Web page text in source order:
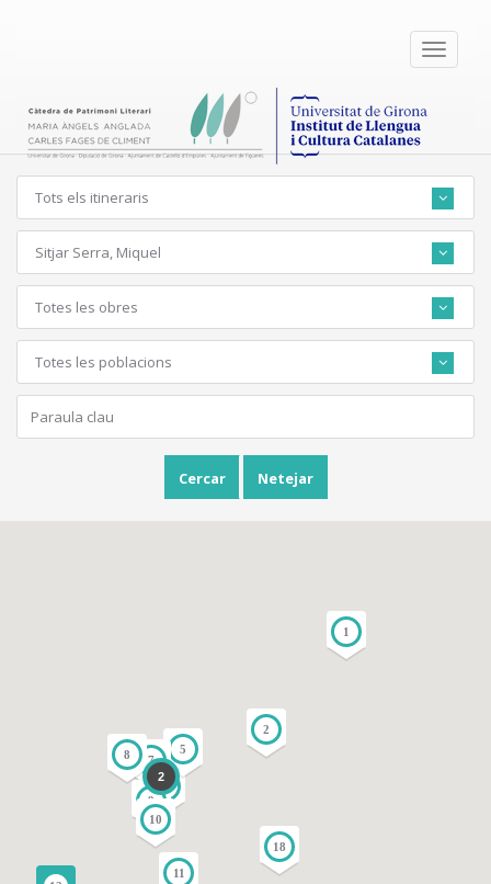
Toggle
Tots els itineraris
Sitjar Serra, Miquel
Totes les obres
Totes les poblacions
Cercar Netejar
1
2
3
5
7
8
9
10
11
18
2